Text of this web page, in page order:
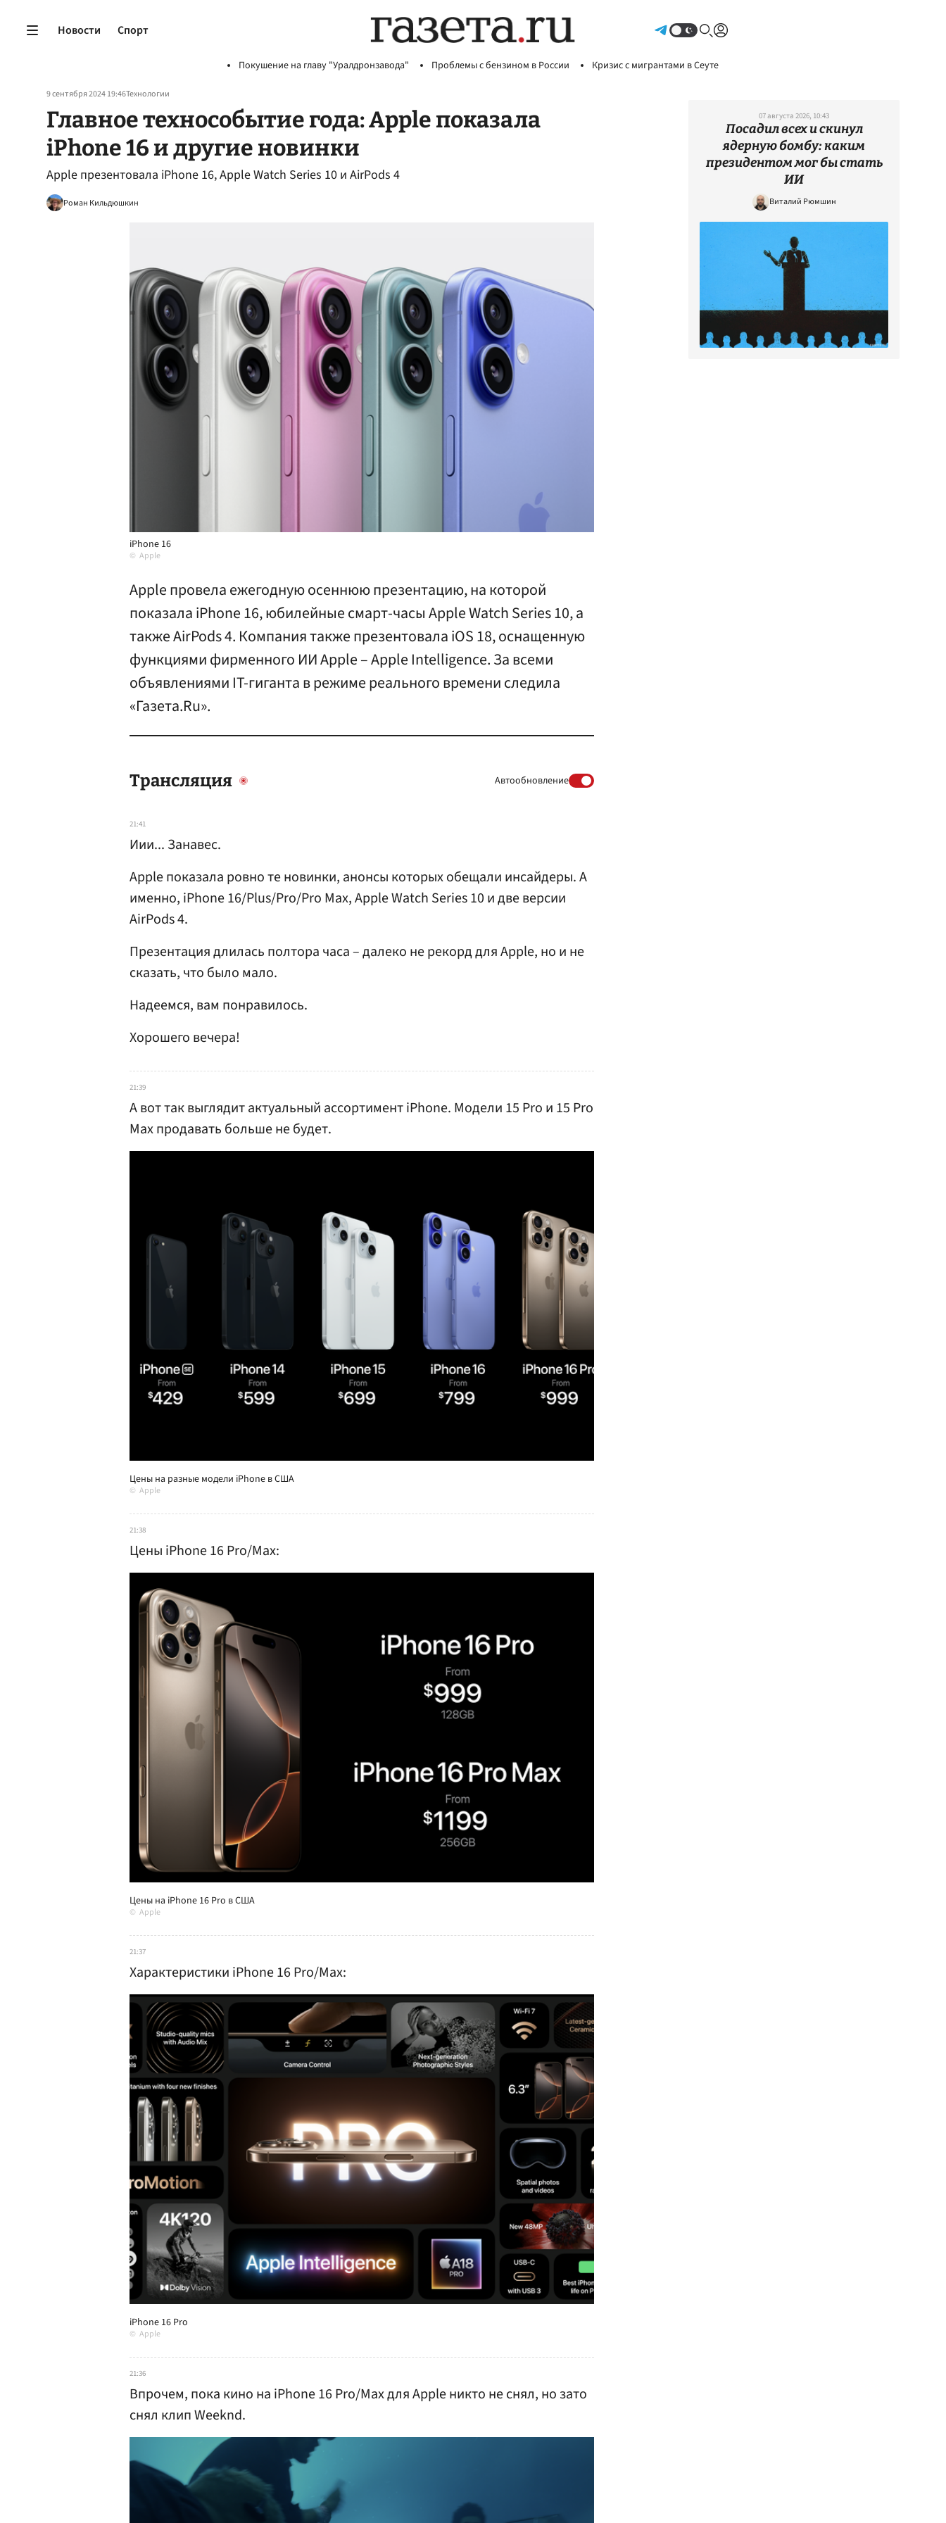
Новости Спорт
Покушение на главу "Уралдронзавода" Проблемы с бензином в России Кризис с мигрантами в Сеуте
9 сентября 2024 19:46Технологии
Главное технособытие года: Apple показала
iPhone 16 и другие новинки
Apple презентовала iPhone 16, Apple Watch Series 10 и AirPods 4
Роман Кильдюшкин
iPhone 16
Apple
Apple провела ежегодную осеннюю презентацию, на которой
показала iPhone 16, юбилейные смарт-часы Apple Watch Series 10, а
также AirPods 4. Компания также презентовала iOS 18, оснащенную
функциями фирменного ИИ Apple – Apple Intelligence. За всеми
объявлениями IT-гиганта в режиме реального времени следила
«Газета.Ru».
Трансляция Автообновление
21:41
Иии... Занавес.
Apple показала ровно те новинки, анонсы которых обещали инсайдеры. А
именно, iPhone 16/Plus/Pro/Pro Max, Apple Watch Series 10 и две версии
AirPods 4.
Презентация длилась полтора часа – далеко не рекорд для Apple, но и не
сказать, что было мало.
Надеемся, вам понравилось.
Хорошего вечера!
21:39
А вот так выглядит актуальный ассортимент iPhone. Модели 15 Pro и 15 Pro
Max продавать больше не будет.
Цены на разные модели iPhone в США
Apple
21:38
Цены iPhone 16 Pro/Max:
Цены на iPhone 16 Pro в США
Apple
21:37
Характеристики iPhone 16 Pro/Max:
iPhone 16 Pro
Apple
21:36
Впрочем, пока кино на iPhone 16 Pro/Max для Apple никто не снял, но зато
снял клип Weeknd.
07 августа 2026, 10:43
Посадил всех и скинул
ядерную бомбу: каким
президентом мог бы стать
ИИ
Виталий Рюмшин